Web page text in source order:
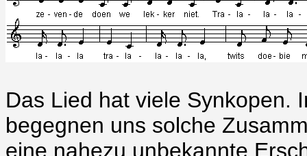
Das Lied hat viele Synkopen.
begegnen uns solche
eine nahezu unbekannte